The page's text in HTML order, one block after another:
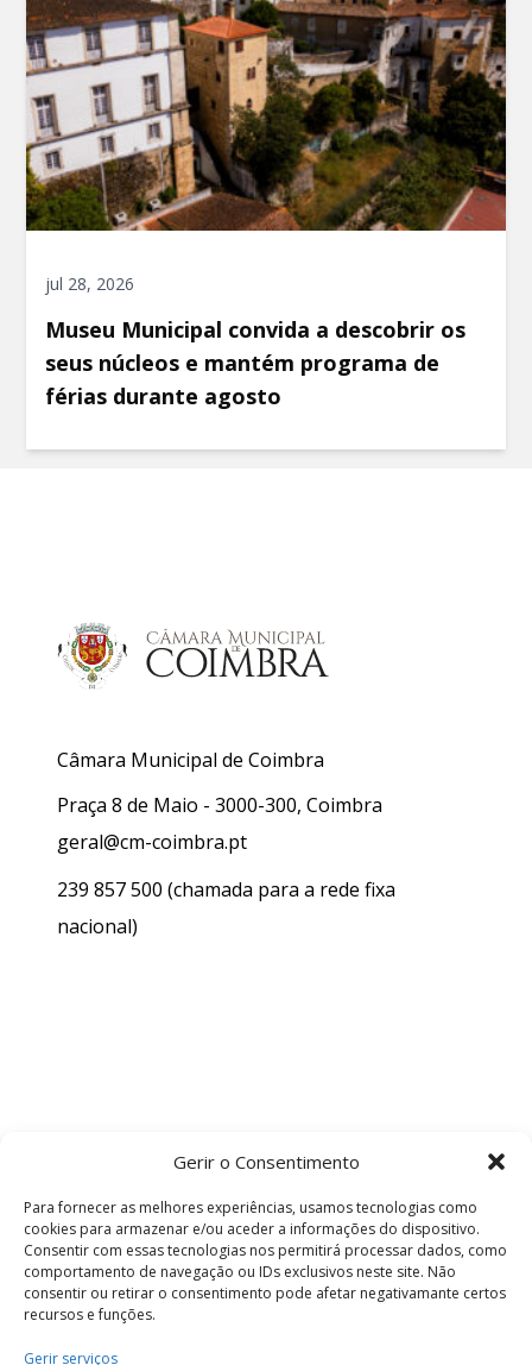
Gerir o Consentimento
Para fornecer as melhores experiências, usamos tecnologias como
cookies para armazenar e/ou aceder a informações do dispositivo.
Consentir com essas tecnologias nos permitirá processar dados, como
comportamento de navegação ou IDs exclusivos neste site. Não
consentir ou retirar o consentimento pode afetar negativamante certos
recursos e funções.
Gerir serviços
jul 28, 2026
Museu Municipal convida a descobrir os
seus núcleos e mantém programa de
férias durante agosto
Câmara Municipal de Coimbra
Praça 8 de Maio - 3000-300, Coimbra
geral@cm-coimbra.pt
239 857 500 (chamada para a rede fixa
nacional)
Termos e Condições